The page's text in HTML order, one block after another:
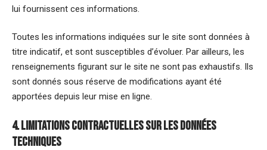
lui fournissent ces informations.
Toutes les informations indiquées sur le site sont données à
titre indicatif, et sont susceptibles d’évoluer. Par ailleurs, les
renseignements figurant sur le site ne sont pas exhaustifs. Ils
sont donnés sous réserve de modifications ayant été
apportées depuis leur mise en ligne.
4. Limitations contractuelles sur les données
techniques